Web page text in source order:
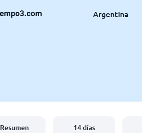
Argentina
Resumen 14 días